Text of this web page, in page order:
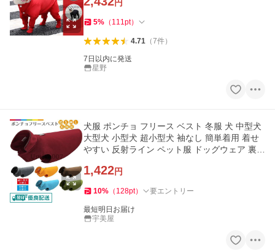
円
5% （ 111pt）
4.71（7件）
7日以内に発送
星野
犬服 ポンチョ フリース ベスト 冬服 犬 中型犬
大型犬 小型犬 超小型犬 袖なし 簡単着用 着せ
やすい 反射ライン ペット服 ドッグウェア 裏起
1,422円
10% （ 128pt） 要エントリー
最短明日お届け
宇美屋